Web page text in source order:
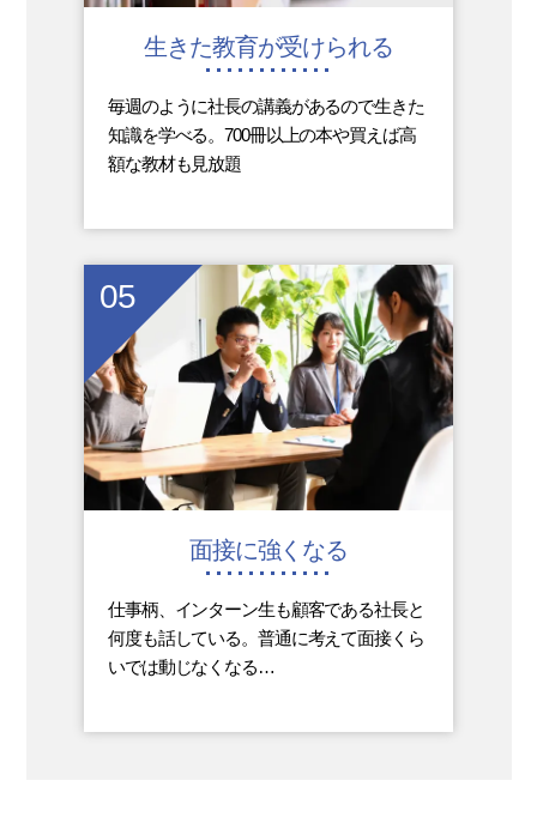
生きた教育が受けられる
毎週のように社長の講義があるので生きた
知識を学べる。700冊以上の本や買えば高
額な教材も見放題
05
面接に強くなる
仕事柄、インターン生も顧客である社長と
何度も話している。普通に考えて面接くら
いでは動じなくなる…